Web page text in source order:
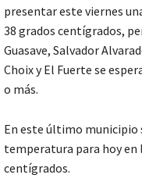
presentar este viernes
38 grados centígrados,
Guasave, Salvador
Choix y El Fuerte se
o más.
En este último municipio
temperatura para hoy en
centígrados.